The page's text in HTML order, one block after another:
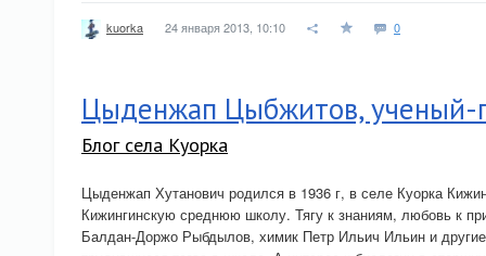
kuorka 24 января 2013, 10:10 0
Цыденжап Цыбжитов, ученый-
Блог села Куорка
Цыденжап Хутанович родился в 1936 г, в селе Куорка
Кижингинскую среднюю школу. Тягу к знаниям, любовь к
Балдан-Доржо Рыбдылов, химик Петр Ильич Ильин и